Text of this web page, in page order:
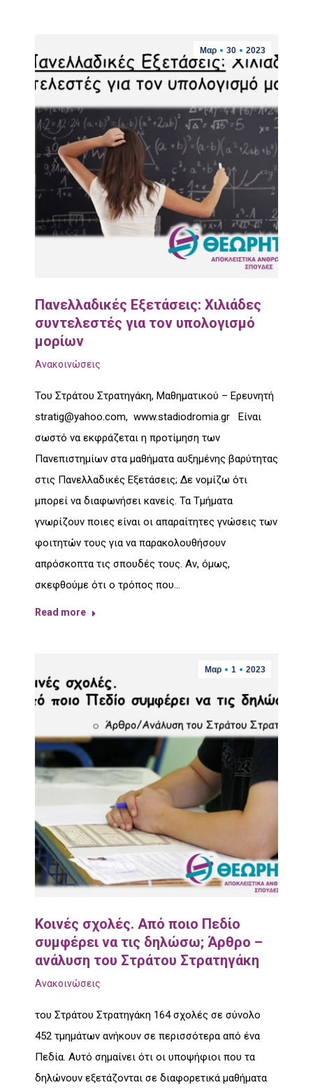
Μαρ 30 2023
Πανελλαδικές Εξετάσεις: Χιλιάδες
συντελεστές για τον υπολογισμό
μορίων
Ανακοινώσεις
Του Στράτου Στρατηγάκη, Μαθηματικού – Ερευνητή
stratig@yahoo.com, www.stadiodromia.gr Είναι
σωστό να εκφράζεται η προτίμηση των
Πανεπιστημίων στα μαθήματα αυξημένης βαρύτητας
στις Πανελλαδικές Εξετάσεις; Δε νομίζω ότι
μπορεί να διαφωνήσει κανείς. Τα Τμήματα
γνωρίζουν ποιες είναι οι απαραίτητες γνώσεις των
φοιτητών τους για να παρακολουθήσουν
απρόσκοπτα τις σπουδές τους. Αν, όμως,
σκεφθούμε ότι ο τρόπος που…
Read more
Μαρ 1 2023
Κοινές σχολές. Από ποιο Πεδίο
συμφέρει να τις δηλώσω; Άρθρο –
ανάλυση του Στράτου Στρατηγάκη
Ανακοινώσεις
του Στράτου Στρατηγάκη 164 σχολές σε σύνολο
452 τμημάτων ανήκουν σε περισσότερα από ένα
Πεδία. Αυτό σημαίνει ότι οι υποψήφιοι που τα
δηλώνουν εξετάζονται σε διαφορετικά μαθήματα